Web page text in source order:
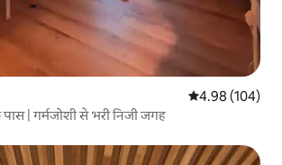
औसत रेटिंग 5 में से
4.98 (104)
| गर्मजोशी से भरी निजी जगह